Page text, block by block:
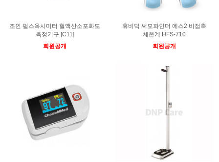
조인 펄스옥시미터 혈액산소포화도
측정기구 [C11]
회원공개
휴비딕 써모파인더 에스2 비접촉
체온계 HFS-710
회원공개